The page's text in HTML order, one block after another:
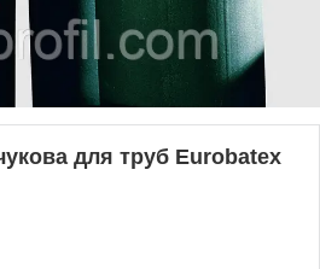
для труб Eurobatex